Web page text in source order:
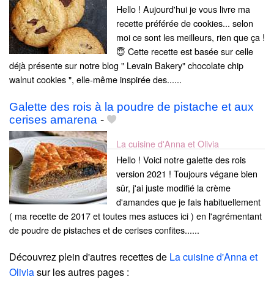
Hello ! Aujourd'hui je vous livre ma
recette préférée de cookies... selon
moi ce sont les meilleurs, rien que ça !
😇 Cette recette est basée sur celle
déjà présente sur notre blog " Levain Bakery" chocolate chip
walnut cookies ", elle-même inspirée des......
Galette des rois à la poudre de pistache et aux
cerises amarena -
La cuisine d'Anna et Olivia
Hello ! Voici notre galette des rois
version 2021 ! Toujours végane bien
sûr, j'ai juste modifié la crème
d'amandes que je fais habituellement
( ma recette de 2017 et toutes mes astuces ici ) en l'agrémentant
de poudre de pistaches et de cerises confites......
Découvrez plein d'autres recettes de La cuisine d'Anna et
Oliviasur les autres pages :